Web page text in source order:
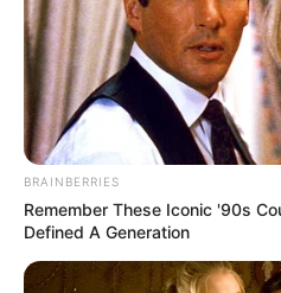
BRAINBERRIES
Remember These Iconic '90s
Defined A Generation